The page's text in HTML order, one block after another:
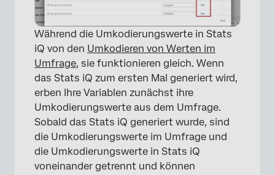
Während die Umkodierungswerte in Stats
iQ von den Umkodieren von Werten im
Umfrage, sie funktionieren gleich. Wenn
das Stats iQ zum ersten Mal generiert wird,
erben Ihre Variablen zunächst ihre
Umkodierungswerte aus dem Umfrage.
Sobald das Stats iQ generiert wurde, sind
die Umkodierungswerte im Umfrage und
die Umkodierungswerte in Stats iQ
voneinander getrennt und können